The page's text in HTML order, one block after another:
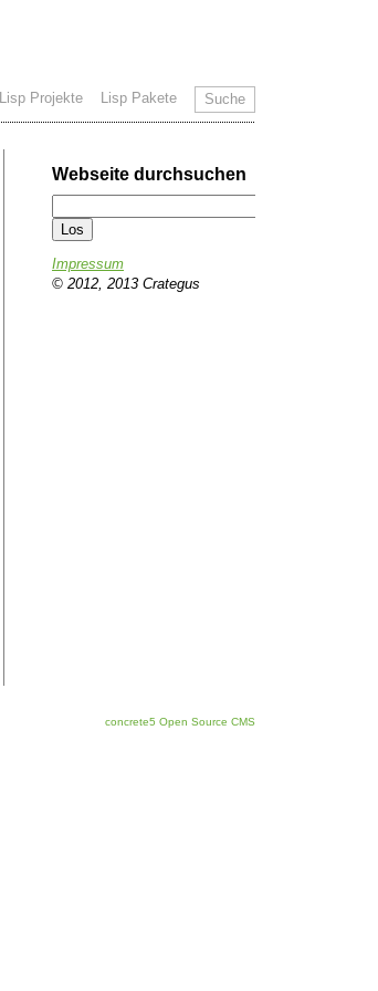
Lisp Projekte Lisp Pakete Suche
Webseite durchsuchen
Impressum
© 2012, 2013 Crategus
concrete5 Open Source CMS